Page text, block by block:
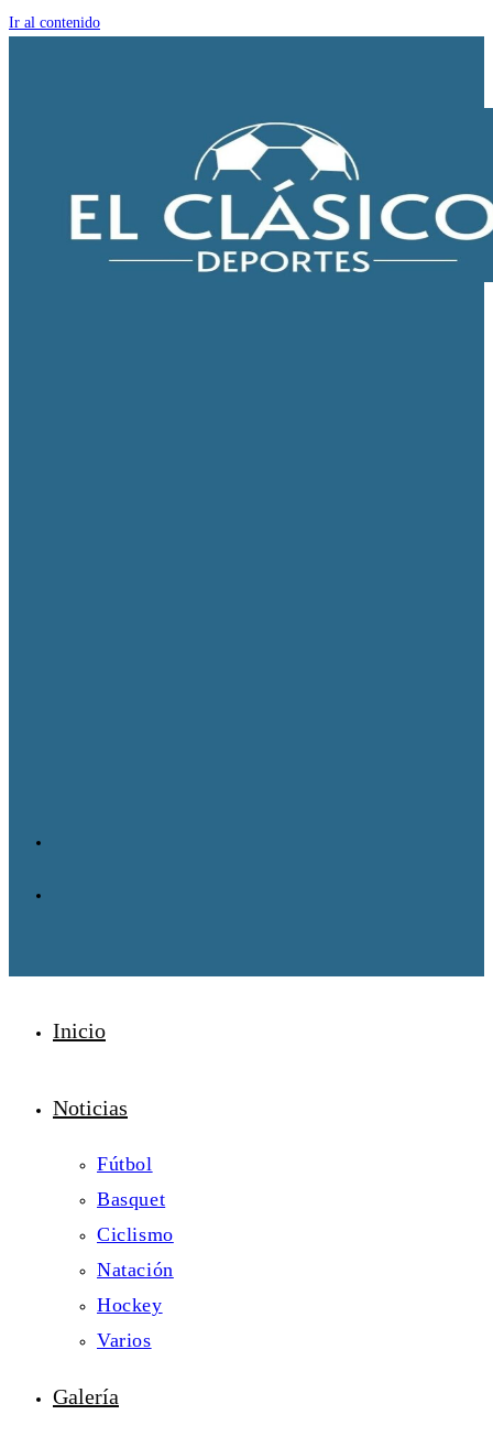
Ir al contenido
Inicio
Noticias
Fútbol
Basquet
Ciclismo
Natación
Hockey
Varios
Galería